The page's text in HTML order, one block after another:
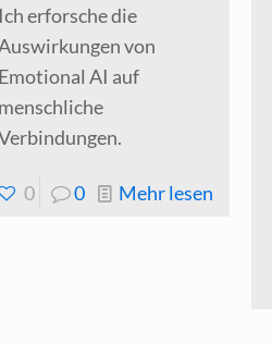
Ich erforsche die
von
Emotional AI auf
menschliche
0 0 Mehr lesen-